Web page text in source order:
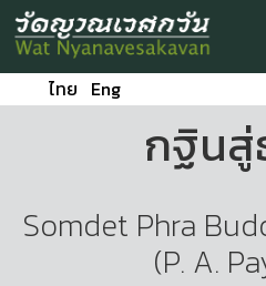
ไทย Eng
กฐินสู่
Somdet Phra
(P. A.